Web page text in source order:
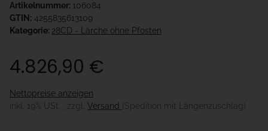
Artikelnummer: 106084
GTIN: 4255835613109
Kategorie: 28CD - Lärche ohne Pfosten
4.826,90 €
Nettopreise anzeigen
inkl. 19% USt. , zzgl. Versand (Spedition mit Längenzuschlag)